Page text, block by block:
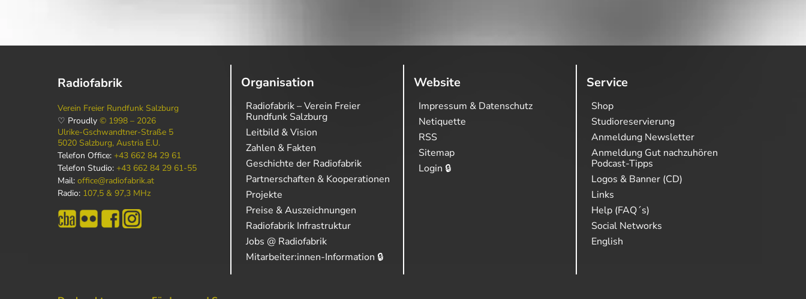
Radiofabrik
Verein Freier Rundfunk Salzburg
♡ Proudly © 1998 – 2026
Ulrike-Gschwandtner-Straße 5
5020 Salzburg, Austria E.U.
Telefon Office: +43 662 84 29 61
Telefon Studio: +43 662 84 29 61-55
Mail: office@radiofabrik.at
Radio: 107,5 & 97,3 MHz
Organisation
Radiofabrik – Verein Freier
Rundfunk Salzburg
Leitbild & Vision
Zahlen & Fakten
Geschichte der Radiofabrik
Partnerschaften & Kooperationen
Projekte
Preise & Auszeichnungen
Radiofabrik Infrastruktur
Jobs @ Radiofabrik
Mitarbeiter:innen-Information 🔒
Website
Impressum & Datenschutz
Netiquette
RSS
Sitemap
Login 🔒
Service
Shop
Studioreservierung
Anmeldung Newsletter
Anmeldung Gut nachzuhören
Podcast-Tipps
Logos & Banner (CD)
Links
Help (FAQ´s)
Social Networks
English